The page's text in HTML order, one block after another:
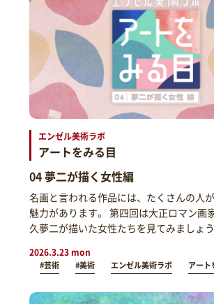
エンゼル美術ラボ
アートをみる目
04 夢二が描く女性編
名画と言われる作品には、たくさんの人
魅力があります。 第四回は大正ロマン画
久夢二が描いた女性たちを見てみましょう
2026.3.23 mon
#芸術 #美術 エンゼル美術ラボ アート